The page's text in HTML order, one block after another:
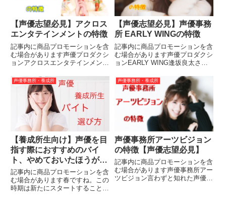
【声優志望必見】アクロス
エンタテインメントの特徴
記事内に商品プロモーションを含
む場合があります声優プロダクシ
ョンアクロスエンタテインメント
んが所属している事務所ですね。
今回はアクロスエンタテインメン
トの紹介をしようと思います！ア
クロスエンタテインメントと
は？...
【声優志望必見】声優事務
所 EARLY WINGの特徴
記事内に商品プロモーションを含
む場合があります声優プロダクシ
ョンEARLY WING逢坂良太さん
事務所です。今回はEARLY
WINGの紹介をしようと思いま
す！EARLY WINGとは？株式会
社EARLY WI...
声優事務所・養成所
【養成所生向け】声優を目
指す際におすすめのバイ
ト、やめておいたほうがい
いバイト【パート１】
記事内に商品プロモーションを含
む場合があります春ですね。この
時期は新たにスタートすることが
声優事務所・養成所
声優事務所アーツビジョン
の特徴【声優志望必見】
記事内に商品プロモーションを含
む場合があります声優事務所アー
ツビジョン言わずと知れた声優事